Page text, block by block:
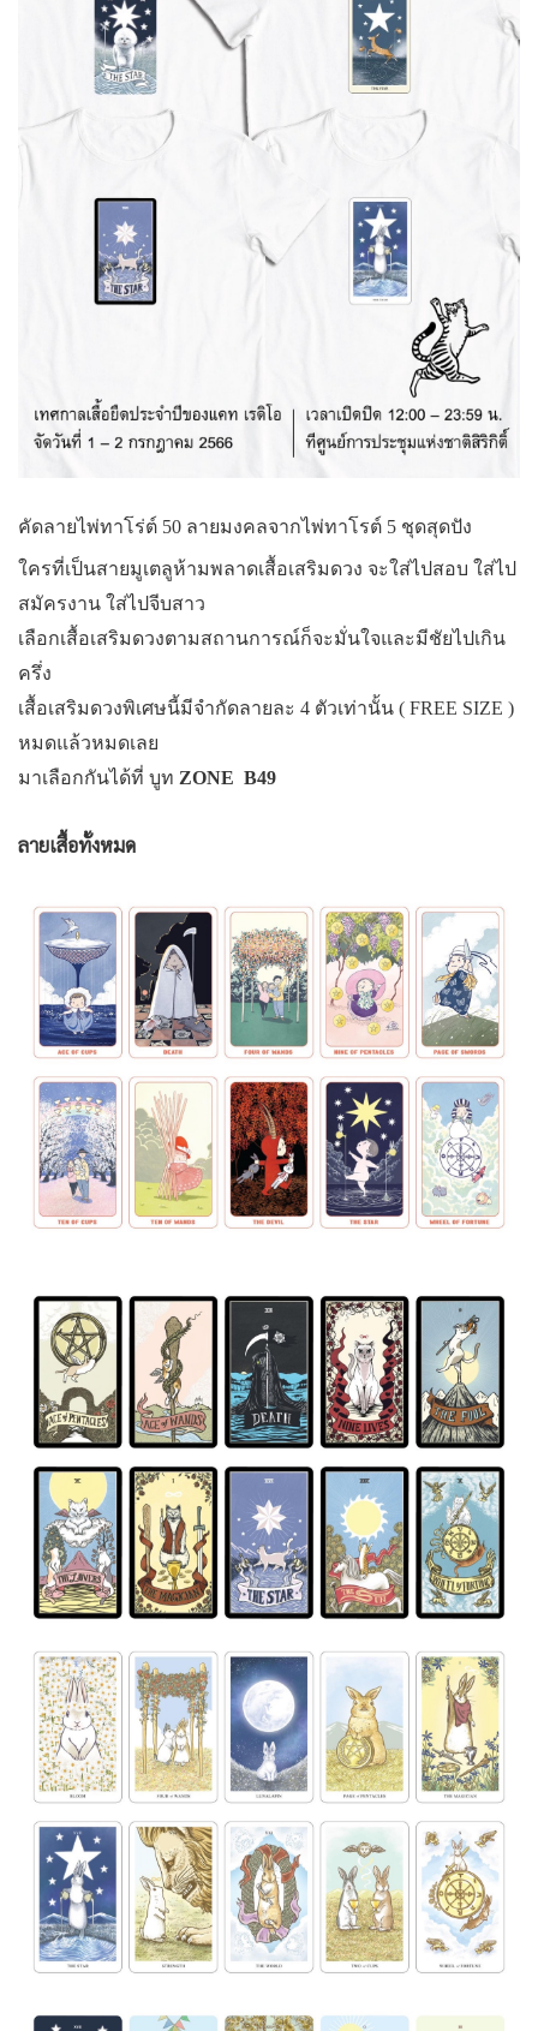
คัดลายไพ่ทาโร่ต์ 50 ลายมงคลจากไพ่ทาโรต์ 5 ชุดสุดปัง
ใครที่เป็นสายมูเตลูห้ามพลาดเสื้อเสริมดวง จะใส่ไปสอบ ใส่ไป
สมัครงาน ใส่ไปจีบสาว
เลือกเสื้อเสริมดวงตามสถานการณ์ก็จะมั่นใจและมีชัยไปเกิน
ครึ่ง
เสื้อเสริมดวงพิเศษนี้มีจำกัดลายละ 4 ตัวเท่านั้น ( FREE SIZE )
หมดแล้วหมดเลย
มาเลือกกันได้ที่ บูท ZONE B49
ลายเสื้อทั้งหมด